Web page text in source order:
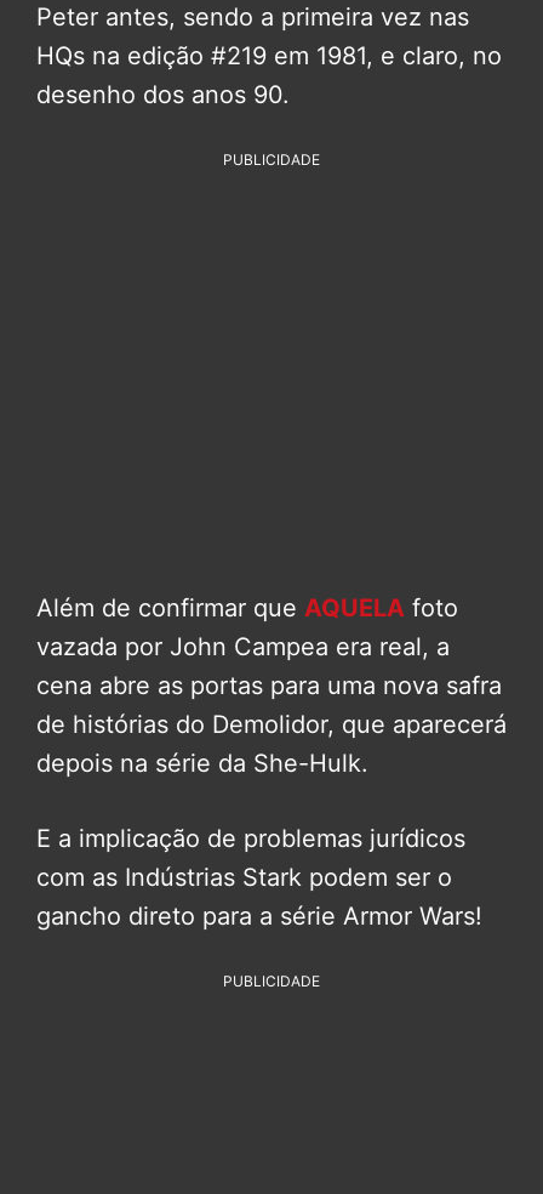
Peter antes, sendo a primeira vez nas
HQs na edição #219 em 1981, e claro, no
desenho dos anos 90.
PUBLICIDADE
Além de confirmar que AQUELA foto
vazada por John Campea era real, a
cena abre as portas para uma nova safra
de histórias do Demolidor, que aparecerá
depois na série da She-Hulk.
E a implicação de problemas jurídicos
com as Indústrias Stark podem ser o
gancho direto para a série Armor Wars!
PUBLICIDADE